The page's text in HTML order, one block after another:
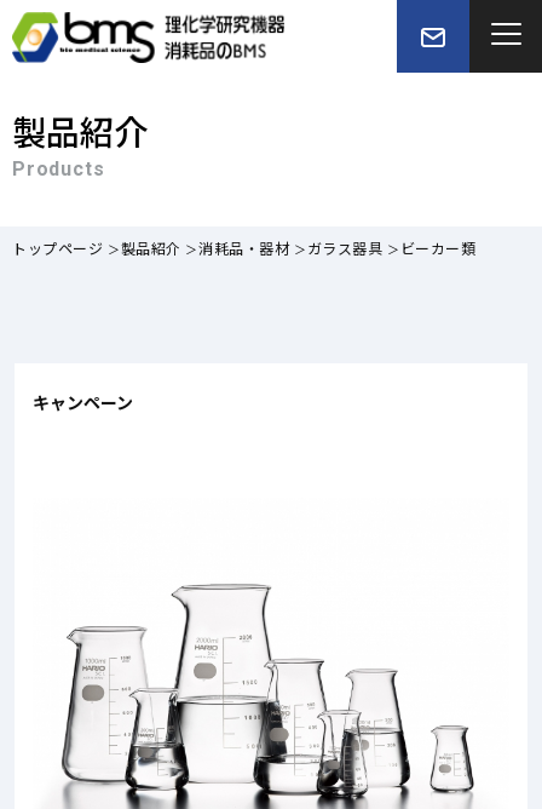
製品紹介
Products
トップページ 製品紹介 消耗品・器材 ガラス器具 ビーカー類
キャンペーン